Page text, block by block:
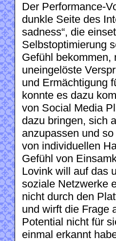
Der Performance-
dunkle Seite des
sadness“, die
Selbstoptimierung
Gefühl bekommen,
uneingelöste
und Ermächtigung
konnte es dazu
von Social Media
dazu bringen, sich
anzupassen und
von individuellen
Gefühl von
Lovink will auf das
soziale Netzwerke
nicht durch den
und wirft die Frage
Potential nicht für
einmal erkannt